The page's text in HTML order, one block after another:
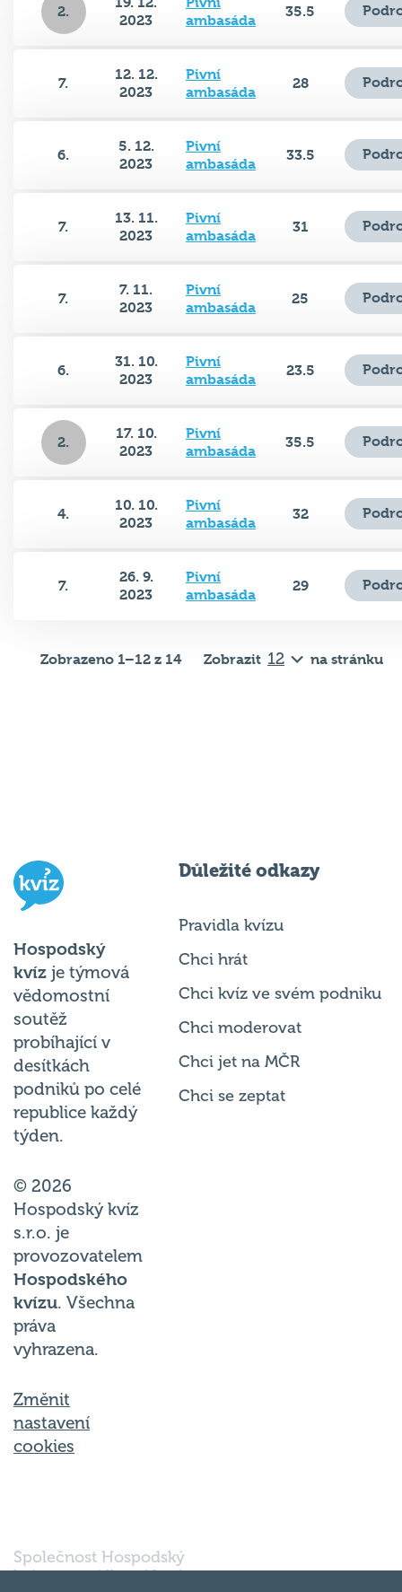
2.
2023
ambasáda
35.5
7.
12. 12.
2023
Pivní
ambasáda
28
6.
5. 12.
2023
Pivní
ambasáda
33.5
7.
13. 11.
2023
Pivní
ambasáda
31
7.
7. 11.
2023
Pivní
ambasáda
25
6.
31. 10.
2023
Pivní
ambasáda
23.5
2.
17. 10.
2023
Pivní
ambasáda
35.5
4.
10. 10.
2023
Pivní
ambasáda
32
7.
26. 9.
2023
Pivní
ambasáda
29
Zobrazeno 1–12 z 14 Zobrazit na stránku
Hospodský
kvíz je týmová
vědomostní
soutěž
probíhající v
desítkách
podniků po celé
republice každý
týden.
© 2026
Hospodský kvíz
s.r.o. je
provozovatelem
Hospodského
kvízu. Všechna
práva
vyhrazena.
Změnit
nastavení
cookies
Důležité odkazy
Pravidla kvízu
Chci hrát
Chci kvíz ve svém podniku
Chci moderovat
Chci jet na MČR
Chci se zeptat
Společnost Hospodský
kvíz s.r.o., sídlem Nové